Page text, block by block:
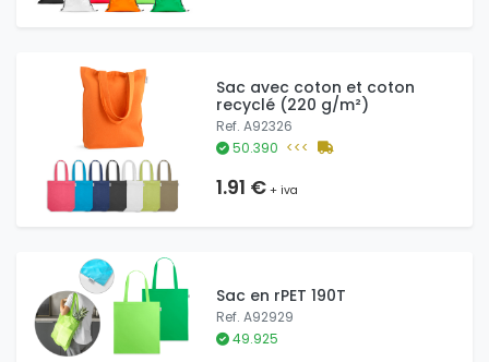
Sac avec coton et coton
recyclé (220 g/m²)
Ref. A92326
50.390 <<<
1.91 €+ iva
Sac en rPET 190T
Ref. A92929
49.925